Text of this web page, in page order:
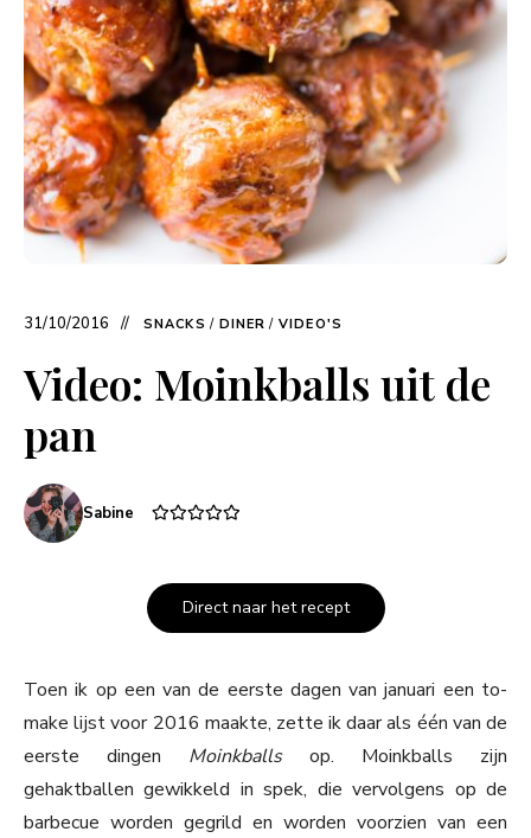
31/10/2016 SNACKS / DINER / VIDEO'S
Video: Moinkballs uit de
pan
Sabine
Direct naar het recept
Toen ik op een van de eerste dagen van januari een to-
make lijst voor 2016 maakte, zette ik daar als één van de
eerste dingen Moinkballs op. Moinkballs zijn
gehaktballen gewikkeld in spek, die vervolgens op de
barbecue worden gegrild en worden voorzien van een